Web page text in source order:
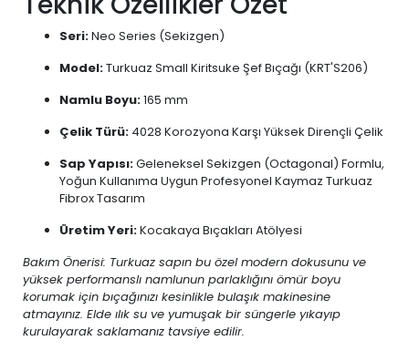
Seri:Neo Series (Sekizgen)
Model:Turkuaz Small Kiritsuke Şef Bıçağı (KRT'S206)
Namlu Boyu:165 mm
Çelik Türü: 4028 Korozyona Karşı Yüksek Dirençli Çelik
Sap Yapısı:Geleneksel Sekizgen (Octagonal) Formlu,
Yoğun Kullanıma Uygun Profesyonel Kaymaz Turkuaz
Fibrox Tasarım
Üretim Yeri:Kocakaya Bıçakları Atölyesi
Bakım Önerisi: Turkuaz sapın bu özel modern dokusunu ve
yüksek performanslı namlunun parlaklığını ömür boyu
korumak için bıçağınızı kesinlikle bulaşık makinesine
atmayınız. Elde ılık su ve yumuşak bir süngerle yıkayıp
kurulayarak saklamanız tavsiye edilir.